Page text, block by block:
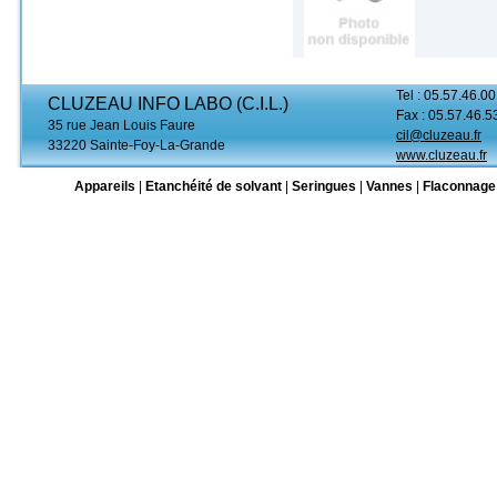
CLUZEAU INFO LABO (C.I.L.)
35 rue Jean Louis Faure
33220 Sainte-Foy-La-Grande
Tel :
Fax :
cil@cluzeau.fr
www.cluzeau.fr
Appareils
Etanchéité de solvant Seringues Vannes Flaconnage